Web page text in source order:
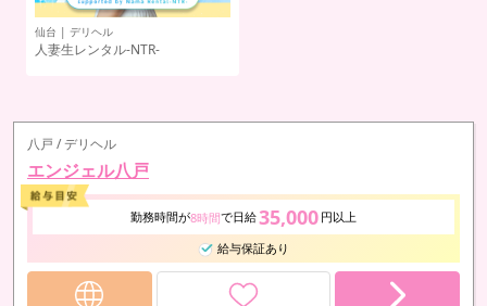
仙台 | デリヘル
人妻生レンタル-NTR-
八戸 / デリヘル
エンジェル八戸
勤務時間が8時間で日給35,000 円以上
給与保証あり